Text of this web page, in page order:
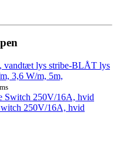
3,6 W/m, 5m,
250V/16A, hvid